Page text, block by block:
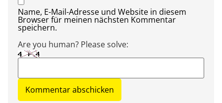
Name, E-Mail-Adresse und Website in diesem
Browser für meinen nächsten Kommentar
speichern.
Are you human? Please solve: